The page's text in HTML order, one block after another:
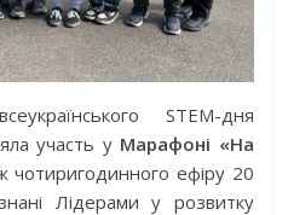
STEM-дня
участь у Марафоні «На
чотиригодинного ефіру 20
Лідерами у розвитку